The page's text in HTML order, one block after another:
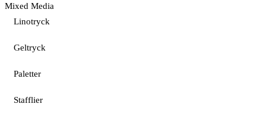
Mixed Media
Linotryck
Geltryck
Paletter
Stafflier